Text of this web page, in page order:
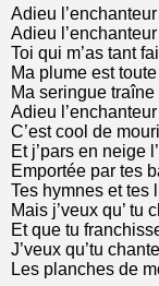
Adieu
Adieu
Toi qui m’as tant
Ma plume est
Ma seringue traîne
Adieu
C’est cool de
Et j’pars en neige
Emportée par tes
Tes hymnes et tes
Mais j’veux qu’ tu
Et que tu
J’veux qu’tu
Les planches de